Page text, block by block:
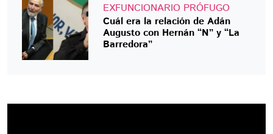
EXFUNCIONARIO PRÓFUGO
Cuál era la relación de Adán
Augusto con Hernán “N” y “La
Barredora”